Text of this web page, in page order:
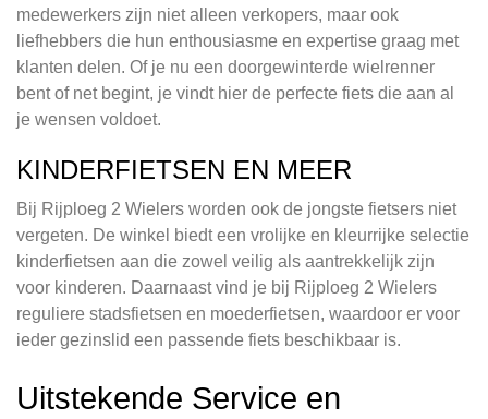
medewerkers zijn niet alleen verkopers, maar ook
liefhebbers die hun enthousiasme en expertise graag met
klanten delen. Of je nu een doorgewinterde wielrenner
bent of net begint, je vindt hier de perfecte fiets die aan al
je wensen voldoet.
KINDERFIETSEN EN MEER
Bij Rijploeg 2 Wielers worden ook de jongste fietsers niet
vergeten. De winkel biedt een vrolijke en kleurrijke selectie
kinderfietsen aan die zowel veilig als aantrekkelijk zijn
voor kinderen. Daarnaast vind je bij Rijploeg 2 Wielers
reguliere stadsfietsen en moederfietsen, waardoor er voor
ieder gezinslid een passende fiets beschikbaar is.
Uitstekende Service en